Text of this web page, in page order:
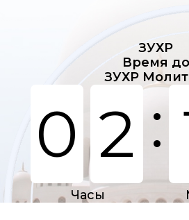
ЗУХР
Время до
ЗУХР
0 2 :
Часы